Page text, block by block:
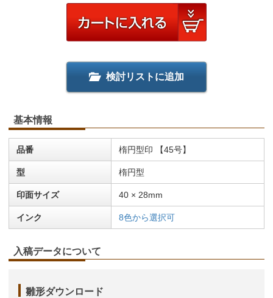
検討リストに追加
基本情報
品番 楕円型印 【45号】
型 楕円型
印面サイズ 40 × 28mm
インク 8色から選択可
入稿データについて
雛形ダウンロード